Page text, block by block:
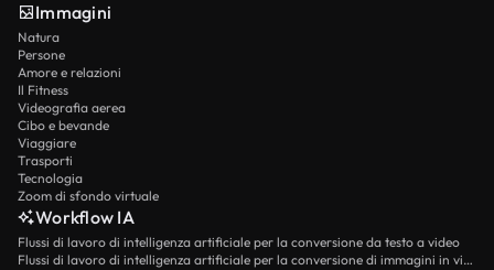
Immagini
Natura
Persone
Amore e relazioni
Il Fitness
Videografia aerea
Cibo e bevande
Viaggiare
Trasporti
Tecnologia
Zoom di sfondo virtuale
Workflow IA
Flussi di lavoro di intelligenza artificiale per la conversione da testo a video
Flussi di lavoro di intelligenza artificiale per la conversione di immagini in video